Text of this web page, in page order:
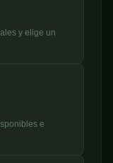
y elige un
e